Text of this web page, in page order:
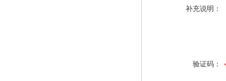
补充说明：
验证码：